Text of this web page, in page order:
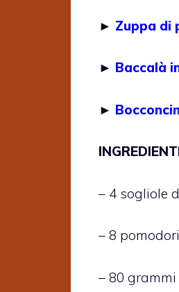
► Zuppa di
► Baccalà
►
– 4 sogliole
– 8
– 80